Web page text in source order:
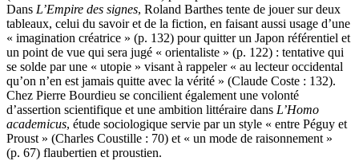
Dans L’Empire des signes, Roland Barthes tente de jouer sur deux
tableaux, celui du savoir et de la fiction, en faisant aussi usage d’une
« imagination créatrice » (p. 132) pour quitter un Japon référentiel et
un point de vue qui sera jugé « orientaliste » (p. 122) : tentative qui
se solde par une « utopie » visant à rappeler « au lecteur occidental
qu’on n’en est jamais quitte avec la vérité » (Claude Coste : 132).
Chez Pierre Bourdieu se concilient également une volonté
d’assertion scientifique et une ambition littéraire dans L’Homo
academicus, étude sociologique servie par un style « entre Péguy et
Proust » (Charles Coustille : 70) et « un mode de raisonnement »
(p. 67) flaubertien et proustien.